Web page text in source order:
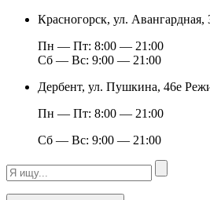
Красногорск, ул. Авангардная,
Пн — Пт: 8:00 — 21:00
Сб — Вс: 9:00 — 21:00
Дербент, ул. Пушкина, 46е
Пн — Пт: 8:00 — 21:00
Сб — Вс: 9:00 — 21:00